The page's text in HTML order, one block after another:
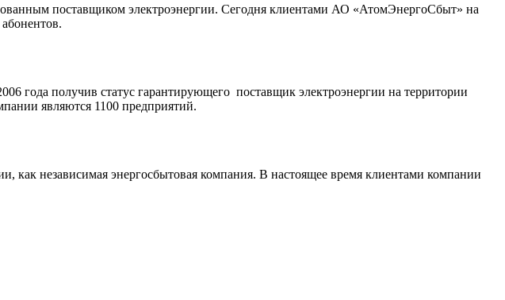
поставщиком электроэнергии. Сегодня клиентами АО «АтомЭнергоСбыт» на
года получив статус гарантирующего поставщик электроэнергии на территории
являются 1100 предприятий.
независимая энергосбытовая компания. В настоящее время клиентами компании